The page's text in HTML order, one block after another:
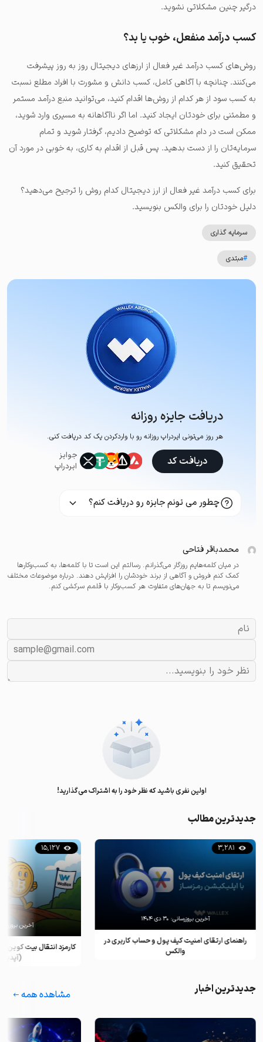
درگیر چنین مشکلاتی نشوید.
کسب درآمد منفعل، خوب یا بد؟
روش‌های کسب درآمد غیر فعال از ارزهای دیجیتال روز به روز پیشرفت
می‌کنند. چنانچه با آگاهی کامل، کسب دانش و مشورت با افراد مطلع نسبت
به کسب سود از هر کدام از روش‌ها اقدام کنید، می‌توانید منبع درآمد مستمر
و مطمئنی برای خودتان ایجاد کنید. اما اگر ناآگاهانه به مسیری وارد شوید،
ممکن است در دام مشکلاتی که توضیح دادیم، گرفتار شوید و تمام
سرمایه‌تان را از دست بدهید. پس قبل از اقدام به کاری، به خوبی در مورد آن
تحقیق کنید.
برای کسب درآمد غیر فعال از ارز دیجیتال کدام روش را ترجیح می‌دهید؟
دلیل خودتان را برای والکس بنویسید.
سرمایه گذاری
#مبتدی
دریافت جایزه روزانه
هر روز می‌تونی ایردراپ روزانه رو با وارد‌کردن یک کد دریافت کنی.
جوایز
ایردراپ
دریافت کد
چطور می تونم جایزه رو دریافت کنم؟
محمدباقر فتاحی
در میان کلمه‌هایم روزگار می‌گذرانم. رسالتم این است تا با کلمه‌ها، به کسب‌و‌کارها
کمک کنم فروش و آگاهی از برند خودشان را افزایش دهند. درباره موضوعات مختلف
می‌نویسم تا به جهان‌های متفاوت هر کسب‌و‌کار با قلمم سرکشی کنم.
اولین نفری باشید که نظر خود را به اشتراک می‌گذارید!
جدیدترین مطالب
راهنمای ارتقای امنیت کیف پول و حساب کاربری در
والکس
3,281
آخرین بروزرسانی: ۳۰ دی ۱۴۰۴
کارمزد انتقال بیت کوین
(آپدیت
15,127
آخرین
جدیدترین اخبار مشاهده همه